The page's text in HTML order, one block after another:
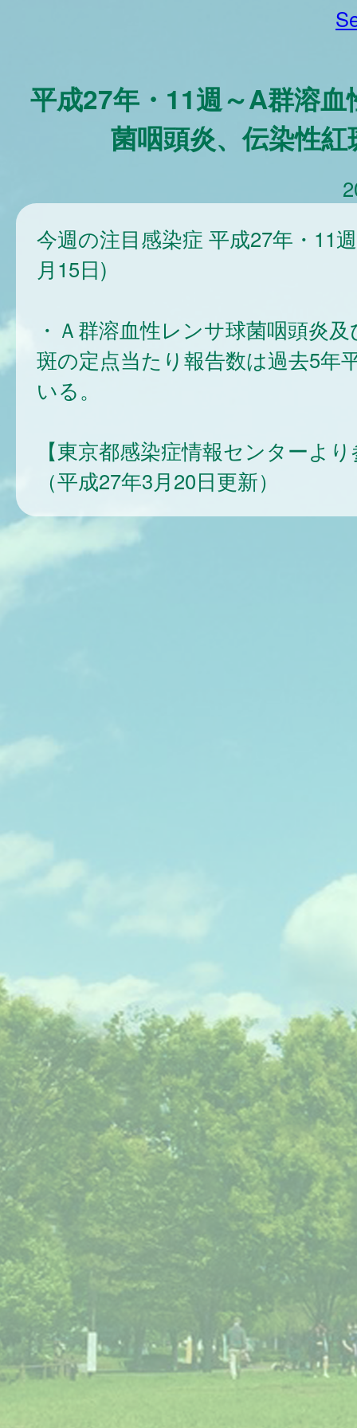
平成27年・11週～A群溶血
菌咽頭炎、伝染性紅
今週の注目感染症 平成27年・11
月15日)
・Ａ群溶血性レンサ球菌咽頭炎
斑の定点当たり報告数は過去5年
いる。
【東京都感染症情報センターよ
（平成27年3月20日更新）